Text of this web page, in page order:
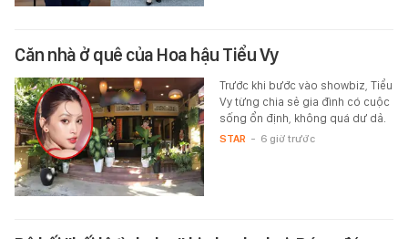
Căn nhà ở quê của Hoa hậu Tiểu Vy
Trước khi bước vào showbiz, Tiểu
Vy từng chia sẻ gia đình có cuộc
sống ổn định, không quá dư dả.
STAR - 6 giờ trước